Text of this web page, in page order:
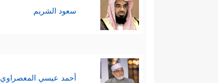
سعود الشريم
أحمد عيسي المعصراوي